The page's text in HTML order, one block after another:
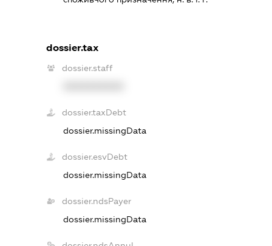
dossier.tax
dossier.staff
dossier.taxDebt
dossier.missingData
dossier.esvDebt
dossier.missingData
dossier.ndsPayer
dossier.missingData